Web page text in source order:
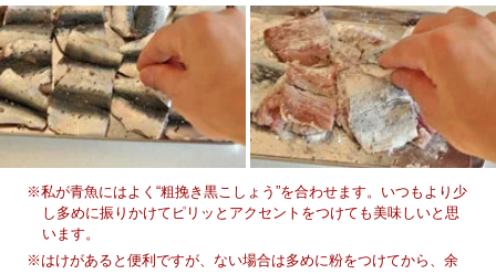
※私が青魚にはよく“粗挽き黒こしょう”を合わせます。いつもより少
し多めに振りかけてピリッとアクセントをつけても美味しいと思
います。
※はけがあると便利ですが、ない場合は多めに粉をつけてから、余